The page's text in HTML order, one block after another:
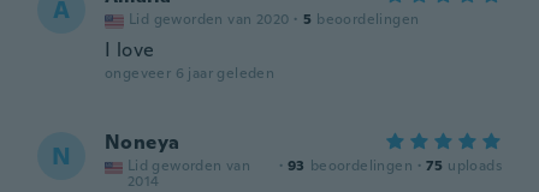
A Lid geworden van 2020 · 5 beoordelingen
I love
ongeveer 6 jaar geleden
N Noneya
Lid geworden van
2014
· 93 beoordelingen · 75 uploads